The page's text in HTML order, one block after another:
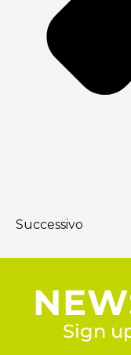
Successivo
Sign